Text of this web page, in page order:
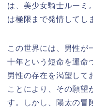
は、美少女騎士ルーミ
は極限まで発情してし
この世界には、男性が
十年という短命を運命
男性の存在を渇望して
ことにより、その願望
す。しかし、陽太の冒